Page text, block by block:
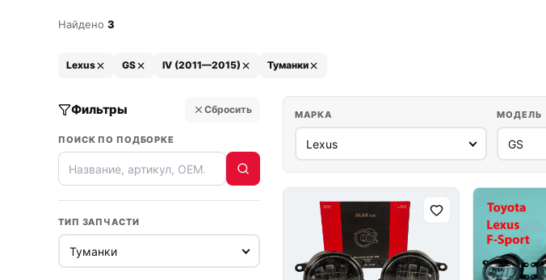
Найдено 3
Lexus GS IV (2011—2015) Туманки
Фильтры Сбросить
ПОИСК ПО ПОДБОРКЕ
ТИП ЗАПЧАСТИ
МАРКА МОДЕЛЬ